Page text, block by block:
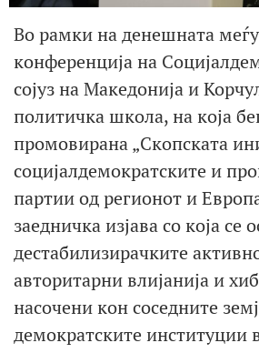
Во рамки на денешната
конференција на
сојуз на Македонија и
политичка школа, на која
промовирана „Скопската
социјалдемократските и
партии од регионот и
заедничка изјава со која се
дестабилизирачките
авторитарни влијанија и
насочени кон соседните
демократските институции